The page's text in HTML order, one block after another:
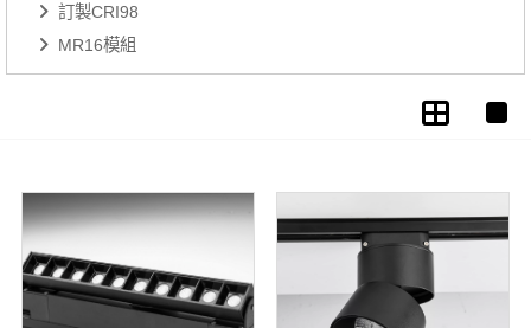
訂製CRI98
MR16模組